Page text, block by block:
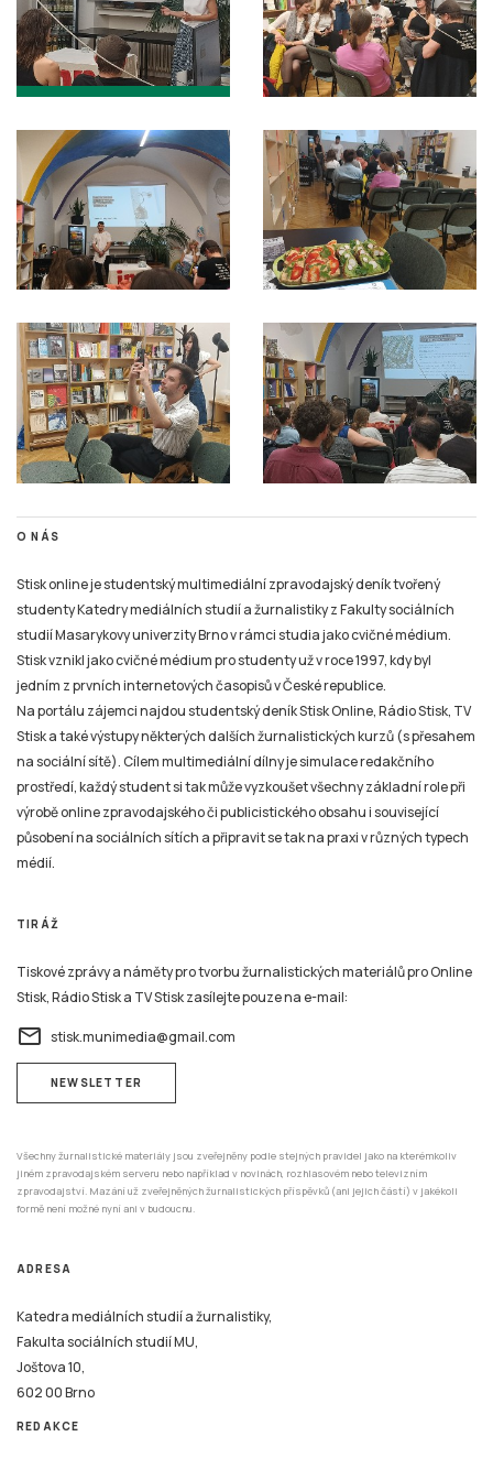
O NÁS
Stisk online je studentský multimediální zpravodajský deník tvořený
studenty Katedry mediálních studií a žurnalistiky z Fakulty sociálních
studií Masarykovy univerzity Brno v rámci studia jako cvičné médium.
Stisk vznikl jako cvičné médium pro studenty už v roce 1997, kdy byl
jedním z prvních internetových časopisů v České republice.
Na portálu zájemci najdou studentský deník Stisk Online, Rádio Stisk, TV
Stisk a také výstupy některých dalších žurnalistických kurzů (s přesahem
na sociální sítě). Cílem multimediální dílny je simulace redakčního
prostředí, každý student si tak může vyzkoušet všechny základní role při
výrobě online zpravodajského či publicistického obsahu i související
působení na sociálních sítích a připravit se tak na praxi v různých typech
médií.
TIRÁŽ
Tiskové zprávy a náměty pro tvorbu žurnalistických materiálů pro Online
Stisk, Rádio Stisk a TV Stisk zasílejte pouze na e-mail:
email stisk.munimedia@gmail.com
NEWSLETTER
Všechny žurnalistické materiály jsou zveřejněny podle stejných pravidel jako na kterémkoliv
jiném zpravodajském serveru nebo například v novinách, rozhlasovém nebo televizním
zpravodajství. Mazání už zveřejněných žurnalistických příspěvků (ani jejich částí) v jakékoli
formě není možné nyní ani v budoucnu.
ADRESA
Katedra mediálních studií a žurnalistiky,
Fakulta sociálních studií MU,
Joštova 10,
602 00 Brno
REDAKCE